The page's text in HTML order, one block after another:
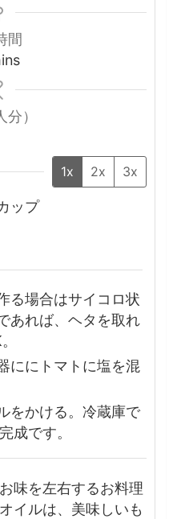
間
）
1x 2x 3x
ップ
る場合はサイコロ状
あれば、ヘタを取れ
ににトマトに塩を混
をかける。冷蔵庫で
成です。
味を左右するお料理
イルは、美味しいも